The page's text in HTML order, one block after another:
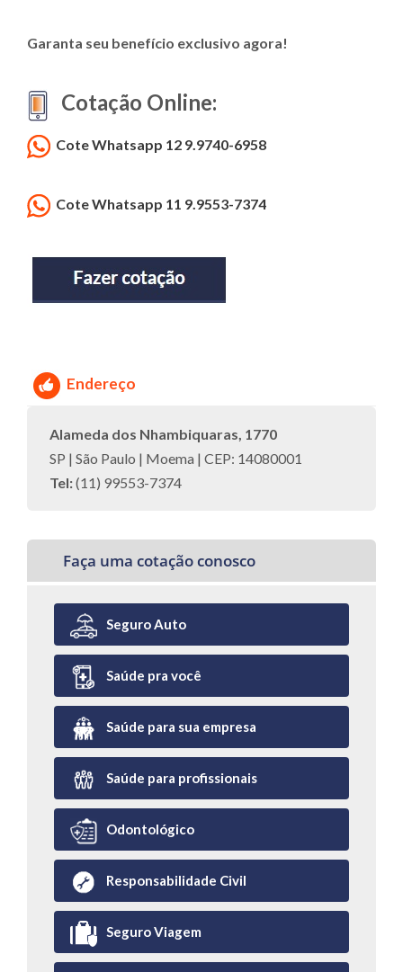
Garanta seu benefício exclusivo agora!
Cotação Online:
Cote Whatsapp 12 9.9740-6958
Cote Whatsapp 11 9.9553-7374
Endereço
Alameda dos Nhambiquaras, 1770
SP | São Paulo | Moema | CEP: 14080001
Tel:(11) 99553-7374
Faça uma cotação conosco
Seguro Auto
Saúde pra você
Saúde para sua empresa
Saúde para profissionais
Odontológico
Responsabilidade Civil
Seguro Viagem